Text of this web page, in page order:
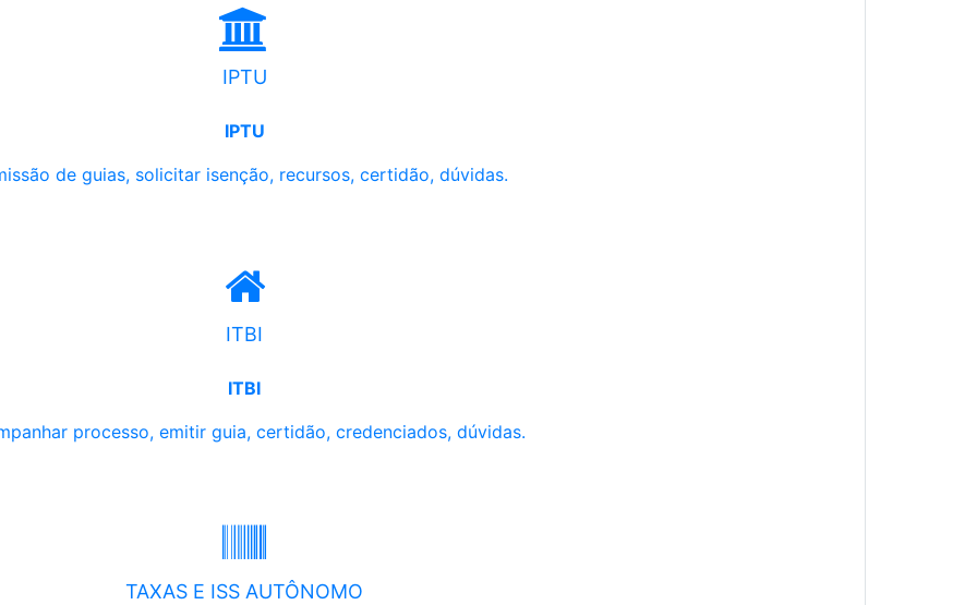
IPTU
IPTU
de guias, solicitar isenção, recursos, certidão, dúvidas.
ITBI
ITBI
processo, emitir guia, certidão, credenciados, dúvidas.
TAXAS E ISS AUTÔNOMO